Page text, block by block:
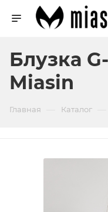
Блузка
Miasin
Главная Каталог